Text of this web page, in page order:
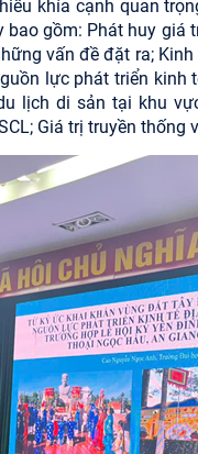
khía cạnh quan
gồm: Phát huy
vấn đề đặt ra;
lực phát triển
lịch di sản tại khu
Giá trị truyền